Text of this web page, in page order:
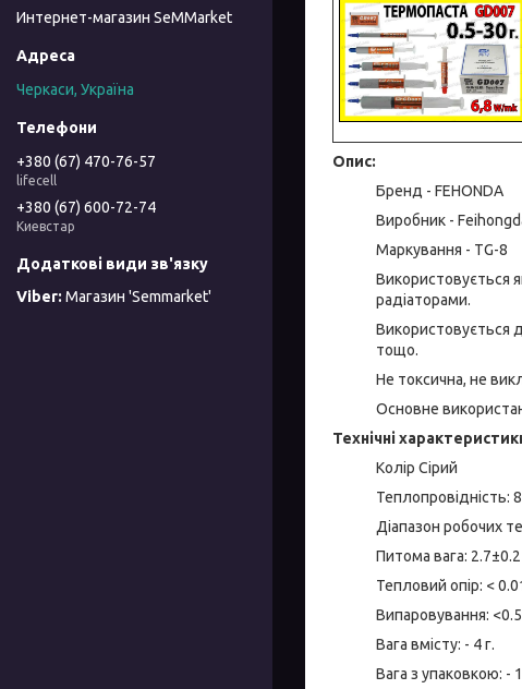
Опис:
Бренд - FEHONDA
Виробник -
Маркування - TG-8
Використовується
радіаторами.
Використовується
тощо.
Не токсична, не
Основне
Технічні
Колір Сірий
Теплопровідність:
Діапазон робочих
Питома вага:
Тепловий опір: <
Випаровування:
Вага вмісту: - 4 г.
Вага з упаковкою: -
Интернет-магазин SeMMarket
Черкаси, Україна
+380 (67) 470-76-57
lifecell
+380 (67) 600-72-74
Киевстар
Магазин 'Semmarket'